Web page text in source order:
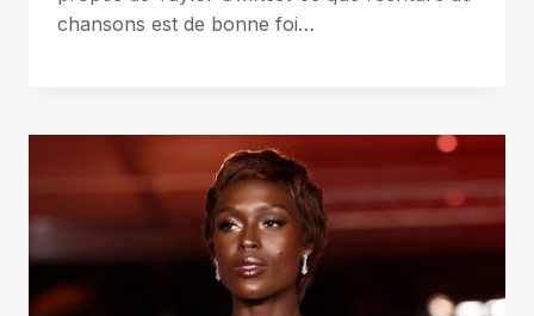
chansons est de bonne foi…